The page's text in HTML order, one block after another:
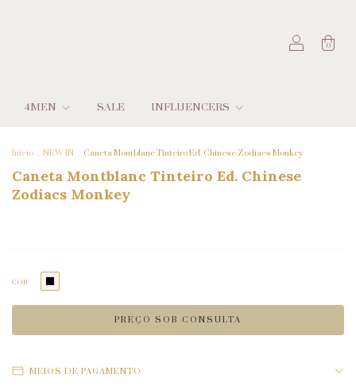
0
4MEN SALE INFLUENCERS
Início . NEW IN . Caneta Montblanc Tinteiro Ed. Chinese Zodiacs Monkey
Caneta Montblanc Tinteiro Ed. Chinese
Zodiacs Monkey
COR
MEIOS DE PAGAMENTO